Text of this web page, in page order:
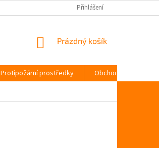
Přihlášení
NÁKUPNÍ
Prázdný košík
Protipožární prostředky
Obchodní podmínky